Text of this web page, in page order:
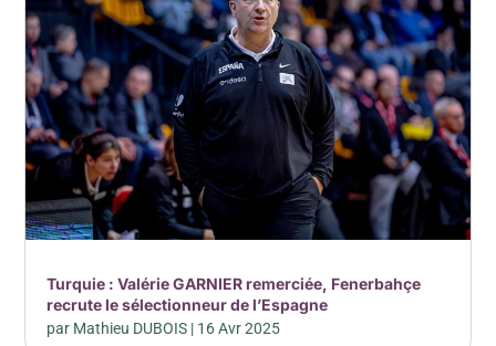
Turquie : Valérie GARNIER remerciée, Fenerbahçe
recrute le sélectionneur de l’Espagne
par Mathieu DUBOIS | 16 Avr 2025